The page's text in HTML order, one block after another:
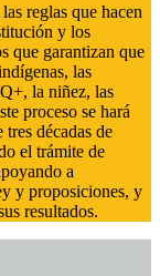
reglas que hacen
y los
que garantizan que
las
la niñez, las
proceso se hará
décadas de
el trámite de
a
y proposiciones, y
resultados.